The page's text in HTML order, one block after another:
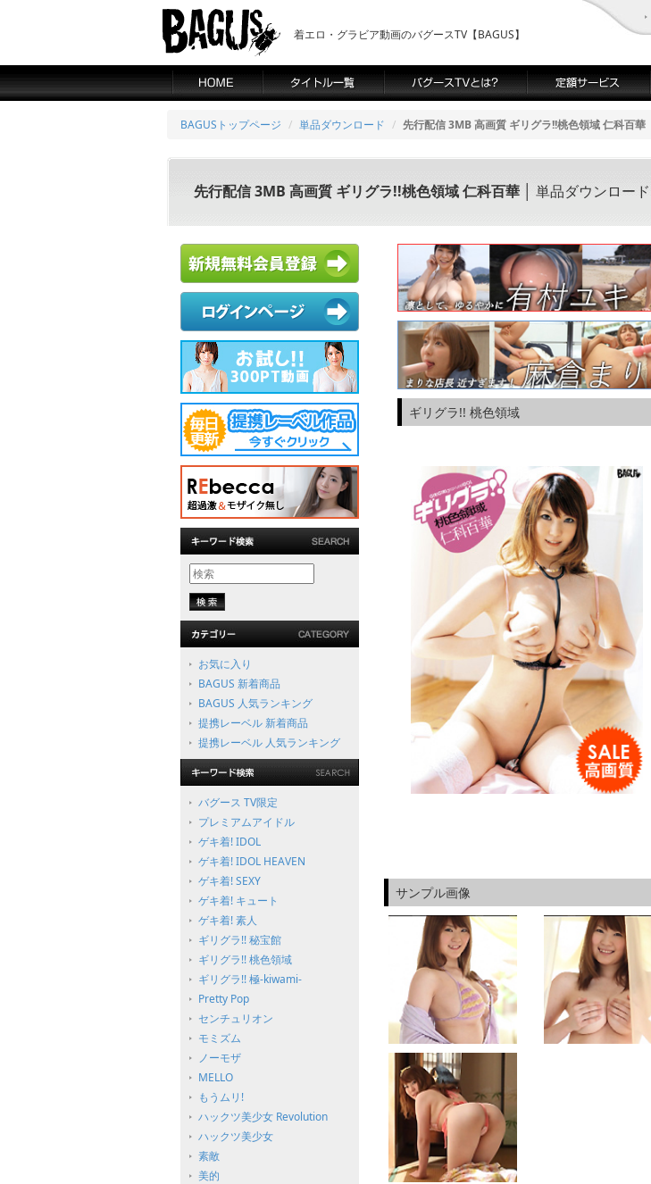
着エロ・グラビア動画のバグースTV【BAGUS】
BAGUSトップページ 単品ダウンロード 先行配信 3MB 高画質 ギリグラ!!桃色領域 仁科百華
先行配信 3MB 高画質 ギリグラ!!桃色領域 仁科百華 │ 単品ダウンロード
お気に入り
BAGUS 新着商品
BAGUS 人気ランキング
提携レーベル 新着商品
提携レーベル 人気ランキング
バグース TV限定
プレミアムアイドル
ゲキ着! IDOL
ゲキ着! IDOL HEAVEN
ゲキ着! SEXY
ゲキ着! キュート
ゲキ着! 素人
ギリグラ!! 秘宝館
ギリグラ!! 桃色領域
ギリグラ!! 極-kiwami-
Pretty Pop
センチュリオン
モミズム
ノーモザ
MELLO
もうムリ!
ハックツ美少女 Revolution
ハックツ美少女
素敵
美的
ギリグラ!! 桃色領域
サンプル画像